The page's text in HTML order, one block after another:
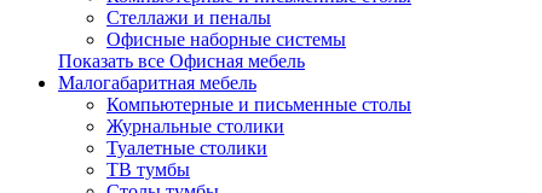
Стеллажи и пеналы
Офисные наборные системы
Показать все Офисная мебель
Малогабаритная мебель
Компьютерные и письменные столы
Журнальные столики
Туалетные столики
ТВ тумбы